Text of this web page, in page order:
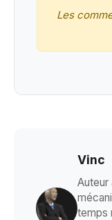
Les
Vinc
temps